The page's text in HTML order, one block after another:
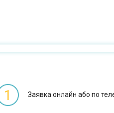
1 Заявка онлайн або по